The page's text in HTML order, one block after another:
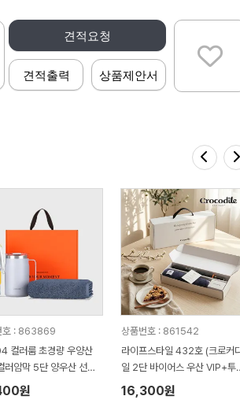
견적요청
견적출력 상품제안서
호 : 863869
컬러룸 초경량 우양산
러암막 5단 양우산 선물
례품+락앤락 텀블러세트
머그 텀블러 600ml+송
원
상품번호 : 861542
라이프스타일 432호 (크로커
일 2단 바이어스 우산 VIP+투
보다 호텔타올 200g)
16,300원